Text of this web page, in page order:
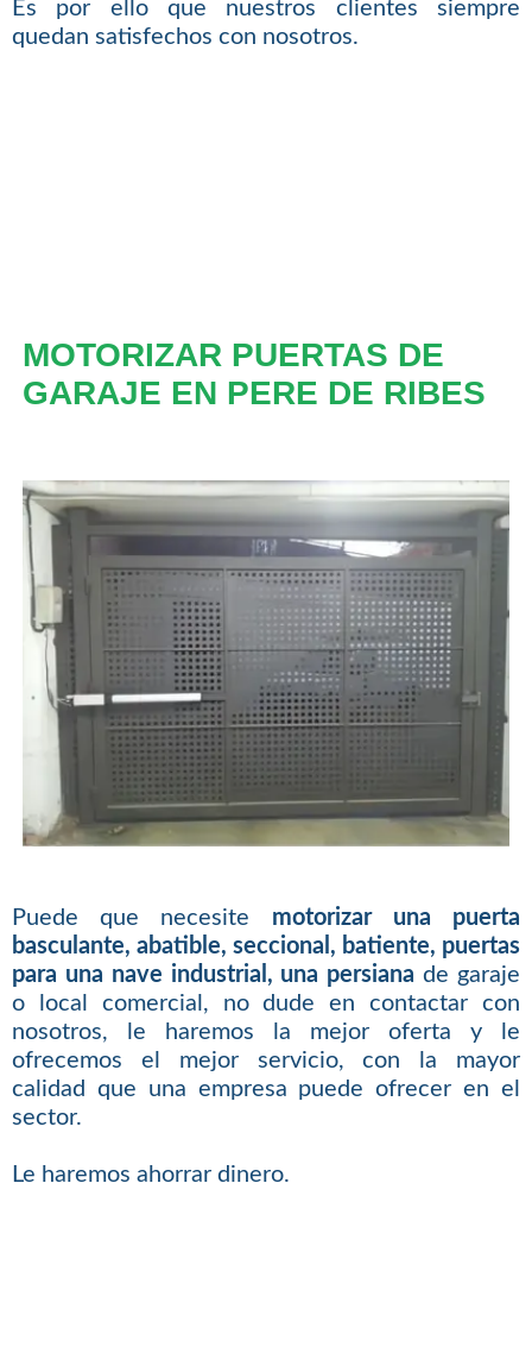
Es por ello que nuestros clientes siempre
quedan satisfechos con nosotros.
MOTORIZAR PUERTAS DE
GARAJE EN PERE DE RIBES
Puede que necesite motorizar una puerta
basculante, abatible, seccional, batiente, puertas
para una nave industrial, una persiana de garaje
o local comercial, no dude en contactar con
nosotros, le haremos la mejor oferta y le
ofrecemos el mejor servicio, con la mayor
calidad que una empresa puede ofrecer en el
sector.
Le haremos ahorrar dinero.